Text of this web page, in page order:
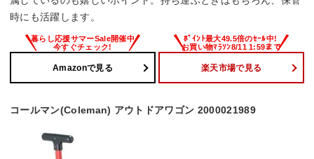
時にも活躍します。
Amazonで見る 楽天市場で見る
コールマン(Coleman) アウトドアワゴン 2000021989